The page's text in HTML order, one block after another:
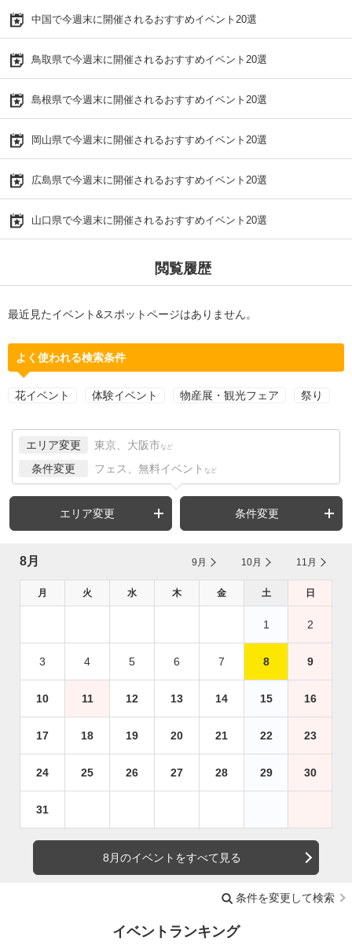
中国で今週末に開催されるおすすめイベント20選
鳥取県で今週末に開催されるおすすめイベント20選
島根県で今週末に開催されるおすすめイベント20選
岡山県で今週末に開催されるおすすめイベント20選
広島県で今週末に開催されるおすすめイベント20選
山口県で今週末に開催されるおすすめイベント20選
閲覧履歴
最近見たイベント&スポットページはありません。
よく使われる検索条件
花イベント 体験イベント 物産展・観光フェア 祭り
エリア変更 東京、大阪市 など
条件変更 フェス、無料イベント など
エリア変更 条件変更
8月 9月 10月 11月
月 火 水 木 金 土 日
1 2
3 4 5 6 7 8 9
10 11 12 13 14 15 16
17 18 19 20 21 22 23
24 25 26 27 28 29 30
31
8月のイベントをすべて見る
条件を変更して検索
イベントランキング